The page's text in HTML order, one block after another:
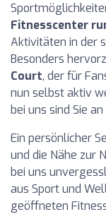
Fitnesscenter
Aktivitäten in der
Besonders
Court, der für
nun selbst aktiv
bei uns sind Sie
Ein persönlicher
und die Nähe zur
bei uns
aus Sport und
geöffneten